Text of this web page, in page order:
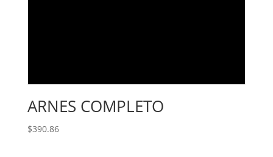
ARNES COMPLETO
$390.86